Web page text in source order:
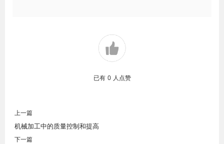
已有 0 人点赞
上一篇
机械加工中的质量控制和提高
下一篇